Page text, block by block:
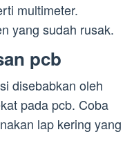
multimeter.
yang sudah rusak.
pcb
disebabkan oleh
pada pcb. Coba
lap kering yang